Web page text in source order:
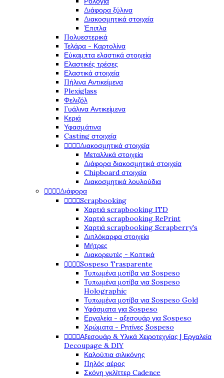
Διάφορα ξύλινα
Διακοσμητικά στοιχεία
Έπιπλα
Πολυεστερικά
Τελάρα - Καρτολίνα
Εύκαμπτα ελαστικά στοιχεία
Ελαστικές τρέσες
Ελαστικά στοιχεία
Πήλινα Αντικείμενα
Plexiglass
Φελιζόλ
Γυάλινα Αντικείμενα
Κεριά
Υφασμάτινα
Casting στοιχεία
Διακοσμητικά στοιχεία
Μεταλλικά στοιχεία
Διάφορα διακοσμητικά στοιχεία
Chipboard στοιχεία
Διακοσμητικά λουλούδια
Διάφορα
Scrapbooking
Χαρτιά scrapbooking ITD
Χαρτιά scrapbooking RePrint
Χαρτιά scrapbooking Scrapberry's
Διπλόκαρφα στοιχεία
Μήτρες
Διακορευτές - Κοπτικά
Sospeso Trasparente
Τυπωμένα μοτίβα για Sospeso
Τυπωμένα μοτίβα για Sospeso
Holographic
Τυπωμένα μοτίβα για Sospeso Gold
Υφάσματα για Sospeso
Εργαλεία - αξεσουάρ για Sospeso
Χρώματα - Ρητίνες Sospeso
Αξεσουάρ & Υλικά Χειροτεχνίας | Εργαλεία
Decoupage & DIY
Καλούπια σιλικόνης
Πηλός αέρος
Σκόνη γκλίττερ Cadence